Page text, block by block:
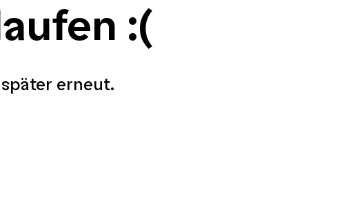
:(
erneut.